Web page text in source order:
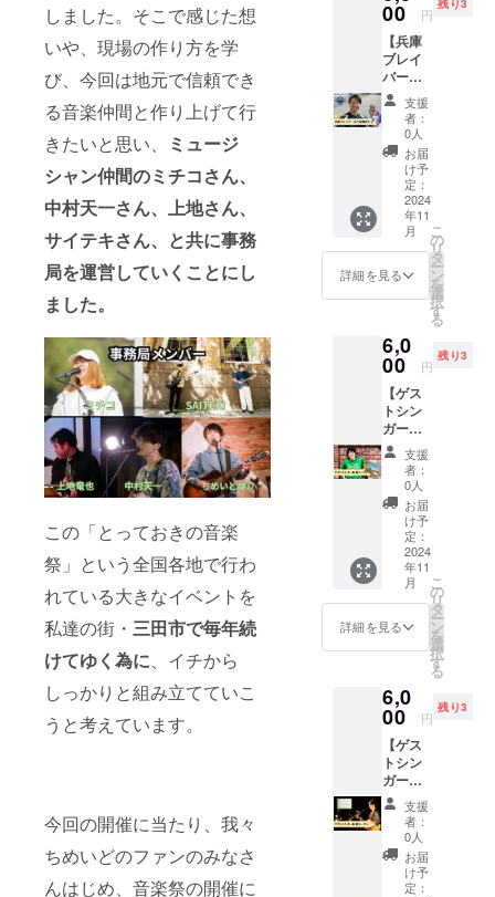
しました。そこで感じた想
いや、現場の作り方を学
び、今回は地元で信頼でき
る音楽仲間と作り上げて行
きたいと思い、
ミュージ
シャン仲間のミチコさん、
中村天一さん、上地さん、
サイテキさん、と共に事務
局を運営していくことにし
ました。
この「とっておきの音楽
祭」という全国各地で行わ
れている大きなイベントを
私達の街・ 三田市で毎年続
けてゆく為に、イチから
しっかりと組み立てていこ
うと考えています。
今回の開催に当たり、我々
ちめいどのファンのみなさ
んはじめ、音楽祭の開催に
。 デ
ビュー
曲「今
日も風
が吹
く」は
松竹配
給の映
画「種
まく旅
人〜く
にうみ
郷〜」
明主演)
の主題
れ、そ
の後も
様々な
タイ
アップ
曲を提
供し、
ひたむ
きに生
きる人
の心に
寄り添
う音楽
を探求
言いた
だきま
この度
は
「とっ
ておき
の音楽
祭」に
参加さ
せてい
ただき
ありが
とうご
ざいま
「未
いう意
味を持
つ
「youth
」を組
み合わ
せたメ
ンバー
による
造語。
バラエ
ティに
楽曲や
声質の
ヴォー
カルを
武器
に、関
西出身
の彼ら
でしか
成し得
ない エ
ンター
テイン
メント
性の高
いライ
ブパ
マンス
に注目
いる。
近年は
お台場
合衆国
「めざ
ましラ
イブ」
「RISIN
G SUN
ROCK
ガーで
もある
んで
す！ 今
シーズ
ンは投
手とし
ても大
活躍さ
れた 古
屋剛選
手の歌
声も楽
しみで
す！ 古
屋剛選
ボール
を3名様
供いた
しま
す。 ・
サイン
は古屋
選手か
ら11月
24日音
楽祭当
日に頂
きます
ので ご
いた方
で音楽
る方は
直接お
渡しす
ること
も可能
です。
・必ず
サイン
当日参
加希
望、か
んに暖
かい
メッ
セージ
とくま
ごろう
さんの
グッズ
をお送
りしま
す。 ・
くまご
ろうオ
リジナ
ルCD１
点 ◉くま
ル Vo.じ
ん
Agt.&V
o.ふじ
わらよ
しひろ
関西、
神戸を
中心に
活動中
フォー
クデュ
オ「く
まごろ
う」 ”誰
よりも
方は 誰
よりも
でいた
だく”を
テーマ
に 神
戸、関
西を中
心に活
動中。
二人の
00 円
【兵庫
ブレイ
バーズ
古屋剛
選手サ
イン入
り野球
カー
ド】 今
シーズ
ン第二
位と盛
り上
がった
三田市
に拠点
『兵庫
ブレイ
バー
ズ』様
からご
提供い
ただき
まし
た！ な
んとブ
レイ
バーズ
の投手
古屋剛
さん。
今回の
とって
される
シン
ガーで
もある
んで
す！ 今
シーズ
ンは投
手とし
ても大
活躍さ
れた 古
支援
者：
0人
お届
け予
定：
2024
年11
月
詳細を見る
こ
の
リ
タ
ー
ン
を
選
択
す
る
6,0
00 円
残り3
【ゲス
トシン
ガー応
援コー
ス】 ゲ
ストシ
ンガー
の『酒
井ヒロ
キ』さ
んから
応援の
グッズ
をご提
供いた
だきま
みなさ
んに暖
かい
メッ
セージ
とにこ
いちさ
んの
グッズ
をお送
りしま
す。 ・
支援
者：
0人
お届
け予
定：
2024
年11
月
詳細を見る
こ
の
リ
タ
ー
ン
を
選
択
す
る
6,0
00 円
残り3
【ゲス
トシン
ガー応
援コー
ス】 ゲ
ストシ
ンガー
の『石
田裕
支援
者：
0人
お届
け予
定：